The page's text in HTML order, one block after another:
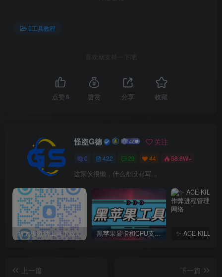
工具教程
喜欢就支持一下吧
点赞 8 赞赏 分享 收藏
怪盗G德 关注
0 422 29 44 58.8W+
这家伙很懒，什么都没有写...
新太极激活工具下载/教程/充值/开户(QQ交流群号749113977) 黑苹果显卡和CPU支持情况以及购买硬件防踩坑指南
上一篇
下一篇